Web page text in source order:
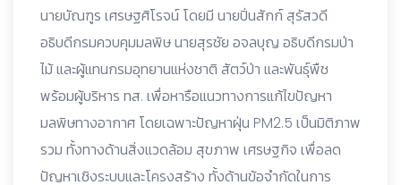
นายบัณฑูร เศรษฐศิโรจน์ โดยมี นายปิ่นสักก์ สุรัสวดี
อธิบดีกรมควบคุมมลพิษ นายสุรชัย อจลบุญ อธิบดีกรมป่า
ไม้ และผู้แทนกรมอุทยานแห่งชาติ สัตว์ป่า และพันธุ์พืช
พร้อมผู้บริหาร ทส. เพื่อหารือแนวทางการแก้ไขปัญหา
มลพิษทางอากาศ โดยเฉพาะปัญหาฝุ่น PM2.5 เป็นมิติภาพ
รวม ทั้งทางด้านสิ่งแวดล้อม สุขภาพ เศรษฐกิจ เพื่อลด
ปัญหาเชิงระบบและโครงสร้าง ทั้งด้านข้อจำกัดในการ